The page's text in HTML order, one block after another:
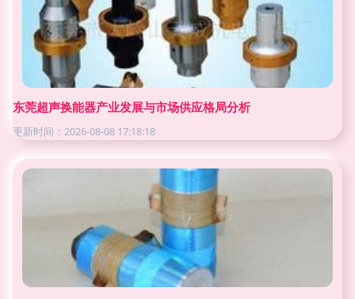
东莞超声换能器产业发展与市场供应格局分析
更新时间：2026-08-08 17:18:18